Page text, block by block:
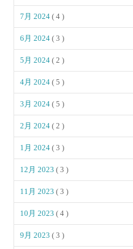
7月 2024( 4 )
6月 2024( 3 )
5月 2024( 2 )
4月 2024( 5 )
3月 2024( 5 )
2月 2024( 2 )
1月 2024( 3 )
12月 2023( 3 )
11月 2023( 3 )
10月 2023( 4 )
9月 2023( 3 )